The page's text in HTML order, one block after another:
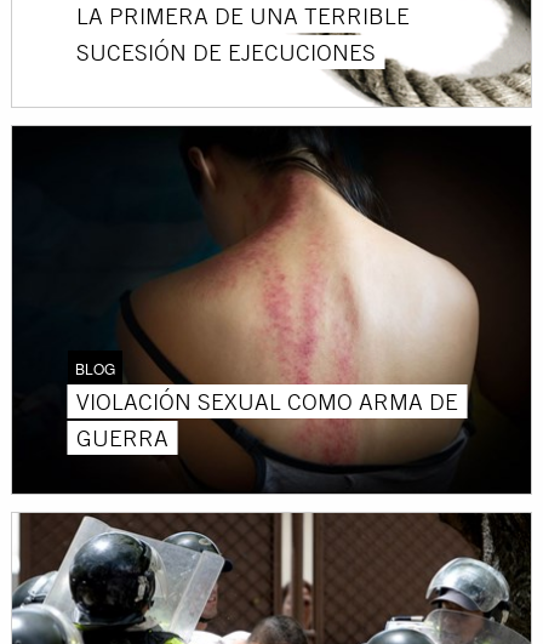
LA PRIMERA DE UNA TERRIBLE
SUCESIÓN DE EJECUCIONES
BLOG
VIOLACIÓN SEXUAL COMO ARMA DE
GUERRA